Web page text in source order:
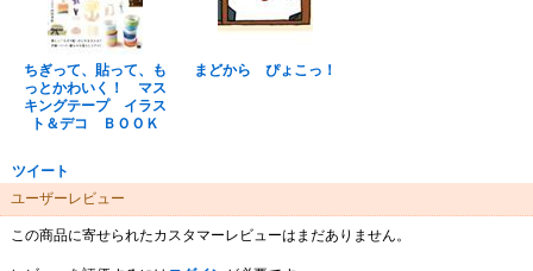
ちぎって、貼って、も
っとかわいく！ マス
キングテープ イラス
ト＆デコ ＢＯＯＫ
まどから ぴょこっ！
ツイート
ユーザーレビュー
この商品に寄せられたカスタマーレビューはまだありません。